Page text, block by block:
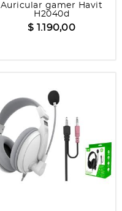
Auricular gamer Havit
H2040d
$ 1.190,00